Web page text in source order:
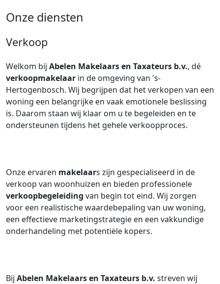
Onze diensten
Verkoop
Welkom bij Abelen Makelaars en Taxateurs b.v., dé
verkoopmakelaar in de omgeving van 's-
Hertogenbosch. Wij begrijpen dat het verkopen van een
woning een belangrijke en vaak emotionele beslissing
is. Daarom staan wij klaar om u te begeleiden en te
ondersteunen tijdens het gehele verkoopproces.
Onze ervaren makelaars zijn gespecialiseerd in de
verkoop van woonhuizen en bieden professionele
verkoopbegeleiding van begin tot eind. Wij zorgen
voor een realistische waardebepaling van uw woning,
een effectieve marketingstrategie en een vakkundige
onderhandeling met potentiële kopers.
Bij Abelen Makelaars en Taxateurs b.v. streven wij